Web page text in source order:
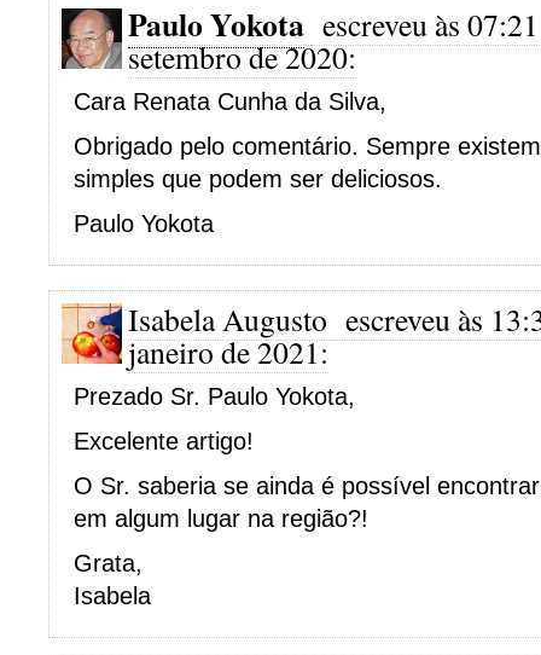
Paulo Yokota escreveu às
setembro de 2020:
Cara Renata Cunha da Silva,
Obrigado pelo comentário. Sempre
simples que podem ser deliciosos.
Paulo Yokota
Isabela Augusto escreveu às
janeiro de 2021:
Prezado Sr. Paulo Yokota,
Excelente artigo!
O Sr. saberia se ainda é possível
em algum lugar na região?!
Grata,
Isabela